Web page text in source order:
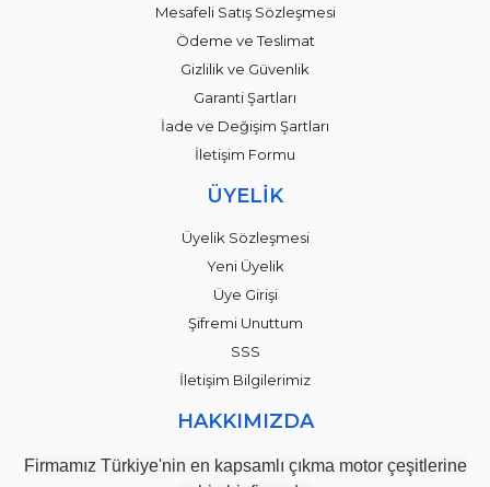
Mesafeli Satış Sözleşmesi
Ödeme ve Teslimat
Gizlilik ve Güvenlik
Garanti Şartları
İade ve Değişim Şartları
İletişim Formu
ÜYELİK
Üyelik Sözleşmesi
Yeni Üyelik
Üye Girişi
Şifremi Unuttum
SSS
İletişim Bilgilerimiz
HAKKIMIZDA
Firmamız Türkiye'nin en kapsamlı çıkma motor çeşitlerine